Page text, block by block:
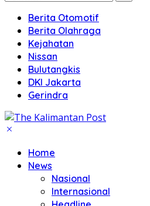
Berita Otomotif
Berita Olahraga
Kejahatan
Nissan
Bulutangkis
DKI Jakarta
Gerindra
Home
News
Nasional
Internasional